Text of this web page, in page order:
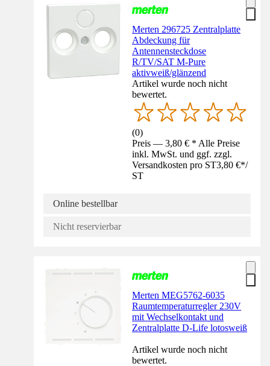
Merten 296725 Zentralplatte
Abdeckung für
Antennensteckdose
R/TV/SAT M-Pure
aktivweiß/glänzend
Artikel wurde noch nicht
bewertet.
(0)
Preis — 3,80 € * Alle Preise
inkl. MwSt. und ggf. zzgl.
Versandkosten pro ST3,80 €*/
ST
Online bestellbar
Nicht reservierbar
Merten MEG5762-6035
Raumtemperaturregler 230V
mit Wechselkontakt und
Zentralplatte D-Life lotosweiß
Artikel wurde noch nicht
bewertet.